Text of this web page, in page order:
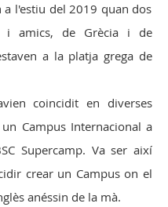
a l'estiu del 2019 quan dos
i amics, de Grècia i de
a la platja grega de
coincidit en diverses
Campus Internacional a
Supercamp. Va ser així
crear un Campus on el
anéssin de la mà.